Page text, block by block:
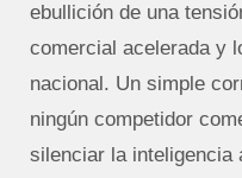
ebullición de una
comercial acelerada y
nacional. Un simple
ningún competidor
silenciar la inteligencia